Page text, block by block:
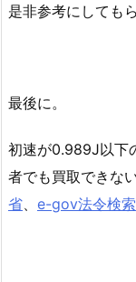
是非参考にしても
最後に。
初速が0.989J以下
者でも買取できな
省、 e-gov法令検索